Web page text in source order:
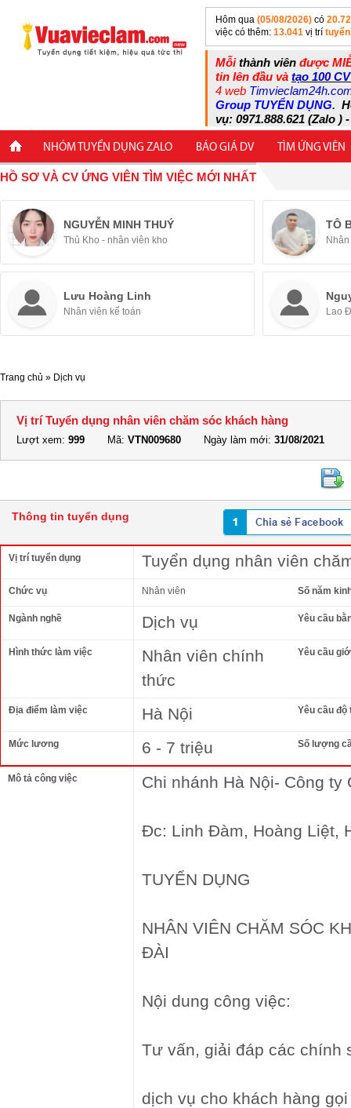
Hôm qua (05/08/2026) có
việc có thêm: 13.041 vị trí
Mỗithành viên được
tin lên đầu và tạo 100
4 web
Group TUYỂN DỤNG.
vụ: 0971.888.621 (Zalo )
NHÓM TUYỂN DỤNG ZALO BÁO GIÁ DV TÌM ỨNG VIÊN
HỒ SƠ VÀ CV ỨNG VIÊN TÌM VIỆC MỚI NHẤT
NGUYỄN MINH THUÝ
Thủ Kho - nhân viên kho
TÔ
Lưu Hoàng Linh
Nhân viên kế toán Lao
Trang chủ » Dịch vụ
Vị trí Tuyển dụng nhân viên chăm sóc khách hàng
Lượt xem: 999 Mã: VTN009680 Ngày làm mới: 31/08/2021
Thông tin tuyển dụng
Vị trí tuyển dụng Tuyển dụng nhân viên
Chức vụ Nhân viên Số năm
Ngành nghề Dịch vụ Yêu cầu
Hình thức làm việc
Nhân viên chính
thức
Yêu cầu
Địa điểm làm việc Hà Nội Yêu cầu độ
Mức lương 6 - 7 triệu Số lượng
Mô tả công việc Chi nhánh Hà Nội- Công ty
Đc: Linh Đàm, Hoàng Liệt,
TUYỂN DỤNG
NHÂN VIÊN CHĂM SÓC
ĐÀI
Nội dung công việc:
Tư vấn, giải đáp các chính
dịch vụ cho khách hàng